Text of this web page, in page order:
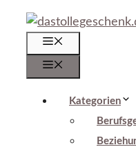
Zum
Inhalt
springen
Kategorien